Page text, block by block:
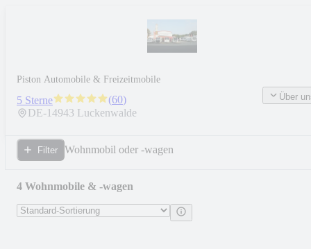
Piston Automobile & Freizeitmobile
5 Sterne (60)
DE-14943 Luckenwalde
Über
Filter Wohnmobil oder -wagen
4 Wohnmobile & -wagen